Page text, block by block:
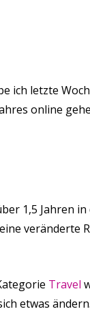
ich letzte
online
1,5 Jahren in
veränderte
Travel
etwas